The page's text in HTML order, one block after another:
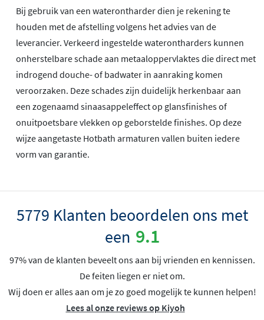
Bij gebruik van een waterontharder dien je rekening te
houden met de afstelling volgens het advies van de
leverancier. Verkeerd ingestelde waterontharders kunnen
onherstelbare schade aan metaaloppervlaktes die direct met
indrogend douche- of badwater in aanraking komen
veroorzaken. Deze schades zijn duidelijk herkenbaar aan
een zogenaamd sinaasappeleffect op glansfinishes of
onuitpoetsbare vlekken op geborstelde finishes. Op deze
wijze aangetaste Hotbath armaturen vallen buiten iedere
vorm van garantie.
5779 Klanten beoordelen ons met
een 9.1
97% van de klanten beveelt ons aan bij vrienden en kennissen.
De feiten liegen er niet om.
Wij doen er alles aan om je zo goed mogelijk te kunnen helpen!
Lees al onze reviews op Kiyoh